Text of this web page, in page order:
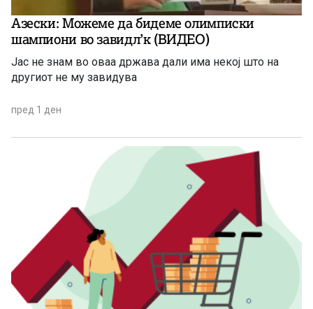
Азески: Можеме да бидеме олимписки
шампиони во завидл’к (ВИДЕО)
Јас не знам во оваа држава дали има некој што на
другиот не му завидува
пред 1 ден